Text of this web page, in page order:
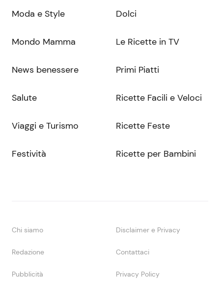
Moda e Style
Mondo Mamma
News benessere
Salute
Viaggi e Turismo
Festività
Dolci
Le Ricette in TV
Primi Piatti
Ricette Facili e Veloci
Ricette Feste
Ricette per Bambini
Chi siamo Disclaimer e Privacy
Redazione Contattaci
Pubblicità Privacy Policy